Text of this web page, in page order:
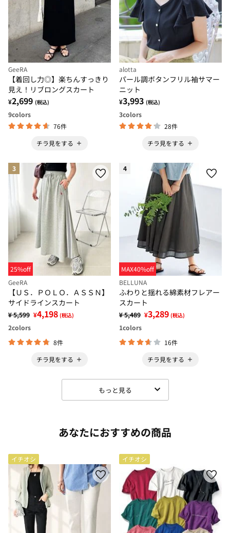
GeeRA
【着回し力◎】楽ちんすっきり
見え！リブロングスカート
¥2,699 (税込)
9colors
76件
チラ見をする
alotta
パール調ボタンフリル袖サマー
ニット
¥3,993 (税込)
3colors
28件
チラ見をする
3
25%off
GeeRA
【ＵＳ．ＰＯＬＯ．ＡＳＳＮ】
サイドラインスカート
¥ 5,599 ¥4,198 (税込)
2colors
8件
チラ見をする
4
MAX40%off
BELLUNA
ふわりと揺れる綿素材フレアー
スカート
¥ 5,489 ¥3,289 (税込)
1colors
16件
チラ見をする
もっと見る
あなたにおすすめの商品
イチオシ イチオシ